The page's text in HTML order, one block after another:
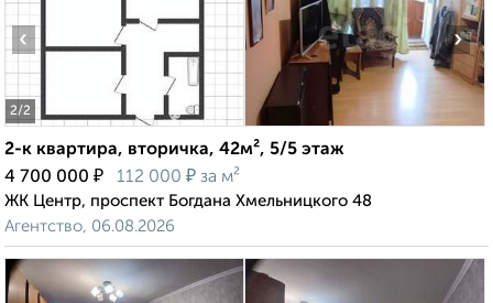
2/2
‹ ›
2-к квартира, вторичка, 42м², 5/5 этаж
4 700 000 ₽ 112 000 ₽ за м²
ЖК Центр, проспект Богдана Хмельницкого 48
Агентство, 06.08.2026